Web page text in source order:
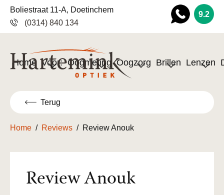
9.2
Boliestraat 11-A, Doetinchem
(0314) 840 134
Home Voor: Oogmeting Oogzorg Brillen Lenzen
Terug
Home / Reviews / Review Anouk
Review Anouk